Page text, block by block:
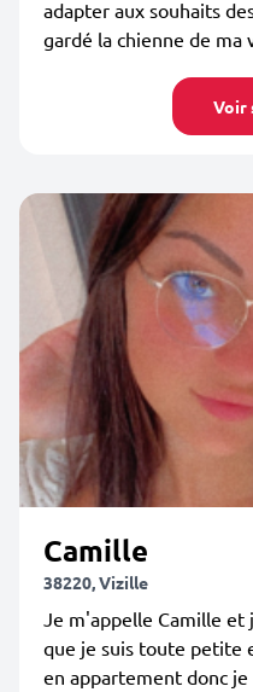
adapter aux souhaits
gardé la chienne de ma
Voir
Camille
38220, Vizille
Je m'appelle Camille et
que je suis toute petite
en appartement donc je